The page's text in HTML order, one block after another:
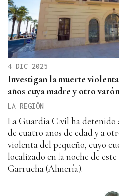
4 DIC 2025
Investigan la muerte
años cuya madre y otro
LA REGIÓN
La Guardia Civil ha detenido
de cuatro años de edad y a
violenta del pequeño, cuyo
localizado en la noche de
Garrucha (Almería).